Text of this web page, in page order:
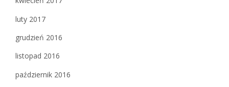
luty 2017
grudzień 2016
listopad 2016
październik 2016